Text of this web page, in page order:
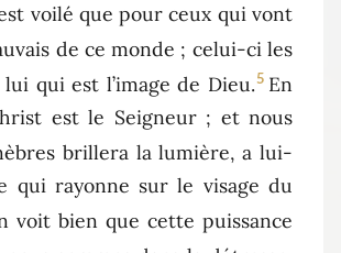
voilé que pour ceux qui vont
de ce monde ; celui-ci les
qui est l’image de Dieu.5 En
est le Seigneur ; et nous
brillera la lumière, a lui-
qui rayonne sur le visage du
voit bien que cette puissance